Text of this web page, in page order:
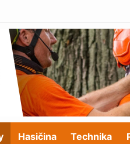
Hasičina Technika